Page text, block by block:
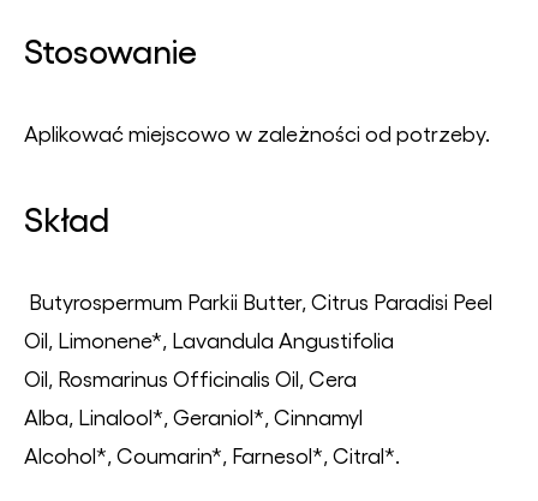
Stosowanie
Aplikować miejscowo w zależności od potrzeby.
Skład
Butyrospermum Parkii Butter, Citrus Paradisi Peel
Oil, Limonene*, Lavandula Angustifolia
Oil, Rosmarinus Officinalis Oil, Cera
Alba, Linalool*, Geraniol*, Cinnamyl
Alcohol*, Coumarin*, Farnesol*, Citral*.